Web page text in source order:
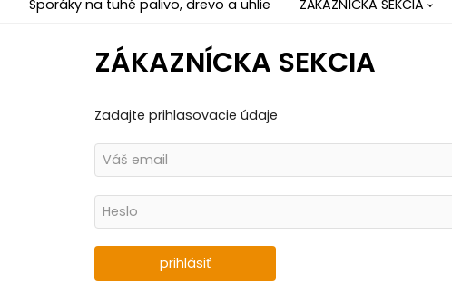
Sporáky na tuhé palivo, drevo a uhlie ZÁKAZNÍCKA SEKCIA
ZÁKAZNÍCKA SEKCIA
Zadajte prihlasovacie údaje